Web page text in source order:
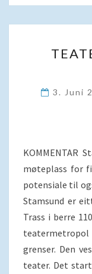
3. Juni
KOMMENTAR
møteplass for
potensiale til
Stamsund er
Trass i berre
grenser. Den
teater. Det